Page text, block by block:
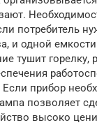
потребитель
и одной
тушит горелку,
прибор
позволяет
высоко